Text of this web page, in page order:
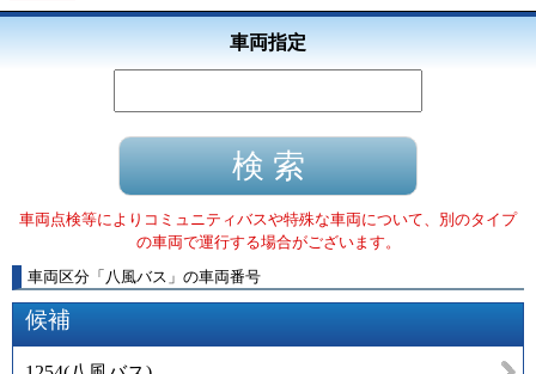
車両指定
車両点検等によりコミュニティバスや特殊な車両について、別のタイプ
の車両で運行する場合がございます。
車両区分 「 八風バス 」 の車両番号
候補